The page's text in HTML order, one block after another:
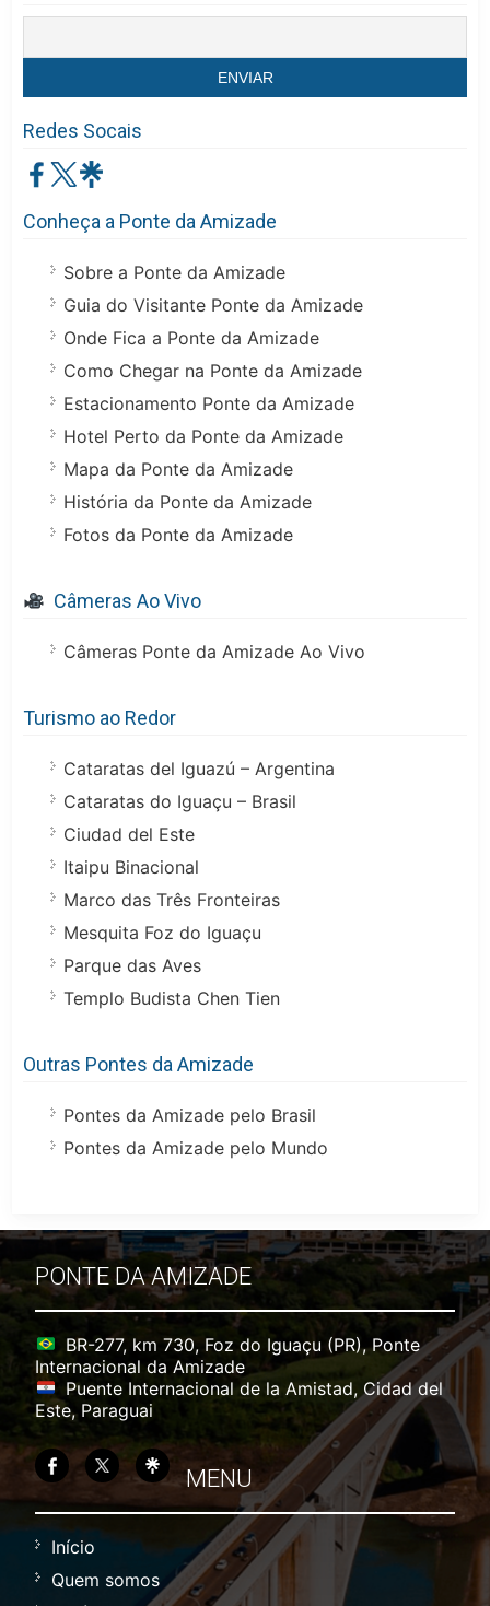
Redes Socais
Conheça a Ponte da Amizade
Sobre a Ponte da Amizade
Guia do Visitante Ponte da Amizade
Onde Fica a Ponte da Amizade
Como Chegar na Ponte da Amizade
Estacionamento Ponte da Amizade
Hotel Perto da Ponte da Amizade
Mapa da Ponte da Amizade
História da Ponte da Amizade
Fotos da Ponte da Amizade
Câmeras Ao Vivo
Câmeras Ponte da Amizade Ao Vivo
Turismo ao Redor
Cataratas del Iguazú – Argentina
Cataratas do Iguaçu – Brasil
Ciudad del Este
Itaipu Binacional
Marco das Três Fronteiras
Mesquita Foz do Iguaçu
Parque das Aves
Templo Budista Chen Tien
Outras Pontes da Amizade
Pontes da Amizade pelo Brasil
Pontes da Amizade pelo Mundo
PONTE DA AMIZADE
BR-277, km 730, Foz do Iguaçu (PR), Ponte
Internacional da Amizade
Puente Internacional de la Amistad, Cidad del
Este, Paraguai
MENU
Início
Quem somos